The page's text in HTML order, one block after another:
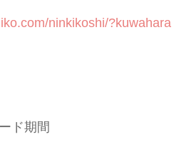
ninkikoshi/?kuwahara
ド期間